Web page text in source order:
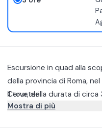
Escursione in quad alla
della provincia di Roma,
Cerveteri.
Il tour, della durata di circa
sterrati immersi in uliveti e
Mostra di più